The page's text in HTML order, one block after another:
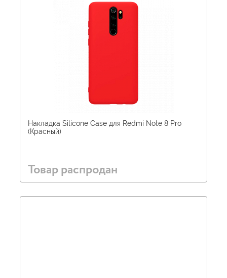
Накладка Silicone Case для Redmi Note 8 Pro
(Красный)
Товар распродан